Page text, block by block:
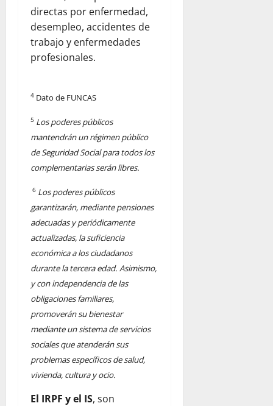
directas por enfermedad,
desempleo, accidentes de
trabajo y enfermedades
profesionales.
4 Dato de FUNCAS
5 Los poderes públicos
mantendrán un régimen público
de Seguridad Social para todos los
complementarias serán libres.
6 Los poderes públicos
garantizarán, mediante pensiones
adecuadas y periódicamente
actualizadas, la suficiencia
económica a los ciudadanos
durante la tercera edad. Asimismo,
y con independencia de las
obligaciones familiares,
promoverán su bienestar
mediante unsistema de servicios
sociales que atenderán sus
problemas específicos de salud,
vivienda, cultura y ocio.
El IRPF y el IS, son